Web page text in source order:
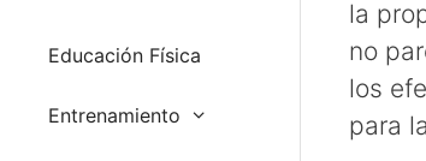
Educación Física
Entrenamiento
la
no
los
para